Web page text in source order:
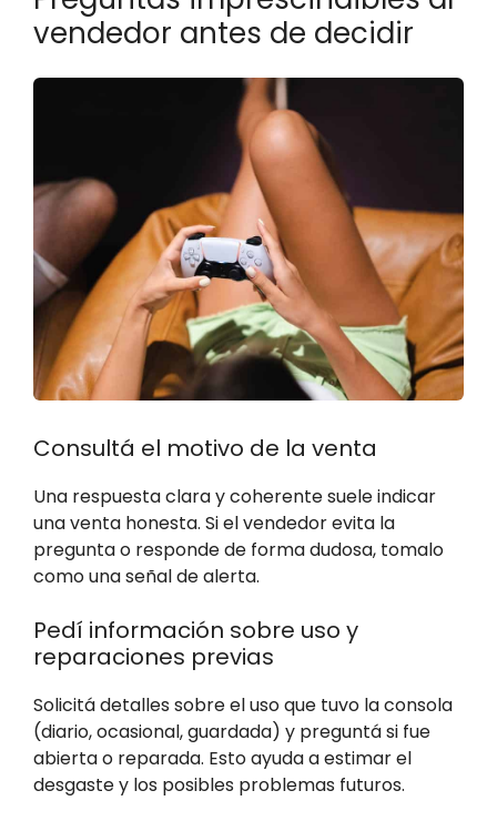
vendedor antes de decidir
Consultá el motivo de la venta
Una respuesta clara y coherente suele indicar
una venta honesta. Si el vendedor evita la
pregunta o responde de forma dudosa, tomalo
como una señal de alerta.
Pedí información sobre uso y
reparaciones previas
Solicitá detalles sobre el uso que tuvo la consola
(diario, ocasional, guardada) y preguntá si fue
abierta o reparada. Esto ayuda a estimar el
desgaste y los posibles problemas futuros.